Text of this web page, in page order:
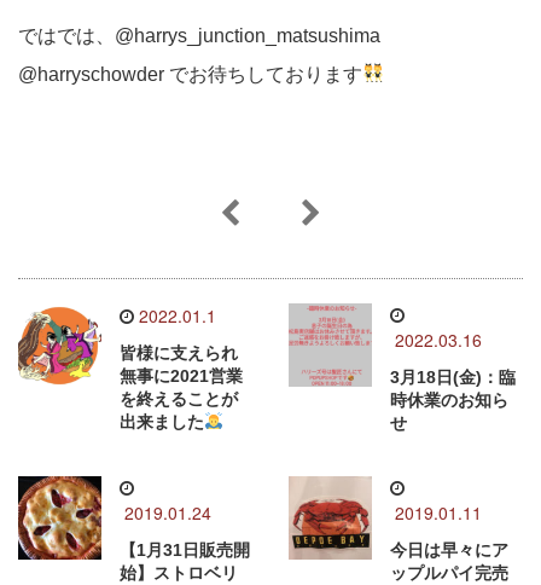
ではでは、@harrys_junction_matsushima
@harryschowder でお待ちしております
2022.01.1
皆様に支えられ
無事に2021営業
を終えることが
出来ました
2022.03.16
3月18日(金)：臨
時休業のお知ら
せ
2019.01.24
【1月31日販売開
始】ストロベリ
2019.01.11
今日は早々にア
ップルパイ完売